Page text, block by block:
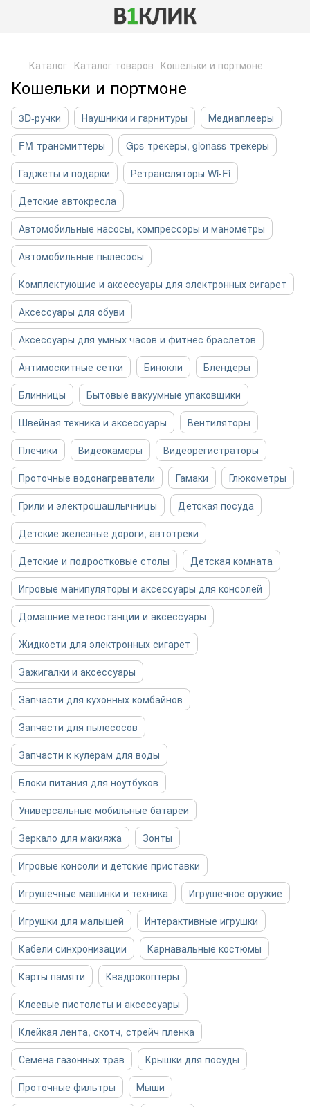
Каталог Каталог товаров Кошельки и портмоне
Кошельки и портмоне
3D-ручки Наушники и гарнитуры
Медиаплееры
FM-трансмиттеры
Gps-трекеры, glonass-трекеры
Гаджеты и подарки
Ретрансляторы Wi-Fi
Детские автокресла
Автомобильные насосы, компрессоры и манометры
Автомобильные пылесосы
Комплектующие и аксессуары для электронных сигарет
Аксессуары для обуви
Аксессуары для умных часов и фитнес браслетов
Антимоскитные сетки
Бинокли
Блендеры
Блинницы
Бытовые вакуумные упаковщики
Швейная техника и аксессуары
Вентиляторы
Плечики
Видеокамеры
Видеорегистраторы
Проточные водонагреватели
Гамаки
Глюкометры
Грили и электрошашлычницы
Детская посуда
Детские железные дороги, автотреки
Детские и подростковые столы
Детская комната
Игровые манипуляторы и аксессуары для консолей
Домашние метеостанции и аксессуары
Жидкости для электронных сигарет
Зажигалки и аксессуары
Запчасти для кухонных комбайнов
Запчасти для пылесосов
Запчасти к кулерам для воды
Блоки питания для ноутбуков
Универсальные мобильные батареи
Зеркало для макияжа
Зонты
Игровые консоли и детские приставки
Игрушечные машинки и техника
Игрушечное оружие
Игрушки для малышей
Интерактивные игрушки
Кабели синхронизации
Карнавальные костюмы
Карты памяти
Квадрокоптеры
Клеевые пистолеты и аксессуары
Клейкая лента, скотч, стрейч пленка
Семена газонных трав
Крышки для посуды
Проточные фильтры
Мыши